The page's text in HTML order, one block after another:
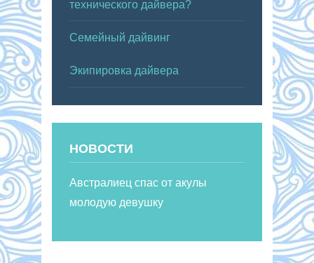
технического дайвера?
Семейный дайвинг
Экипировка дайвера
НОВОСТИ
Австралиец спас от акулы
молодую девушку